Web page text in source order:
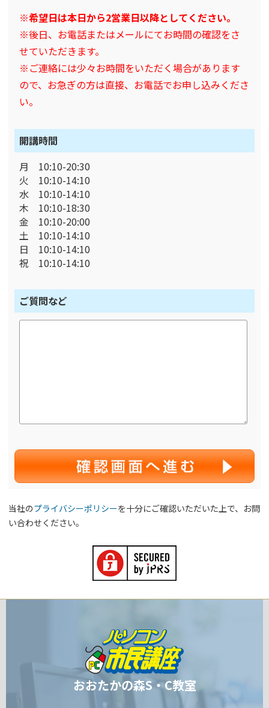
※希望日は本日から2営業日以降としてください。
※後日、お電話またはメールにてお時間の確認をさ
せていただきます。
※ご連絡には少々お時間をいただく場合があります
ので、お急ぎの方は直接、お電話でお申し込みくださ
い。
開講時間
月 10:10-20:30
火 10:10-14:10
水 10:10-14:10
木 10:10-18:30
金 10:10-20:00
土 10:10-14:10
日 10:10-14:10
祝 10:10-14:10
ご質問など
当社のプライバシーポリシーを十分にご確認いただいた上で、お問
い合わせください。
おおたかの森S・C教室